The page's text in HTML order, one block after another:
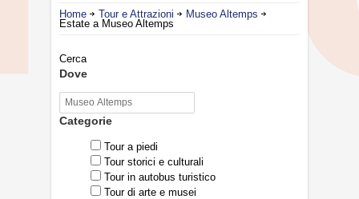
Home Tour e Attrazioni
Museo Altemps
Estate a Museo Altemps
Cerca
Dove
Categorie
Tour a piedi
Tour storici e culturali
Tour in autobus turistico
Tour di arte e musei